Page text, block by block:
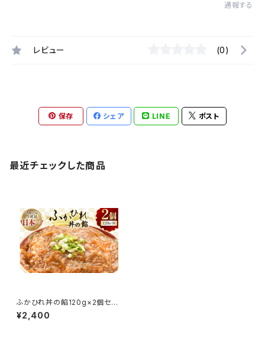
通報する
レビュー (0)
保存 シェア LINE ポスト
最近チェックした商品
ふかひれ丼の餡120g×2個セッ
ト
¥2,400